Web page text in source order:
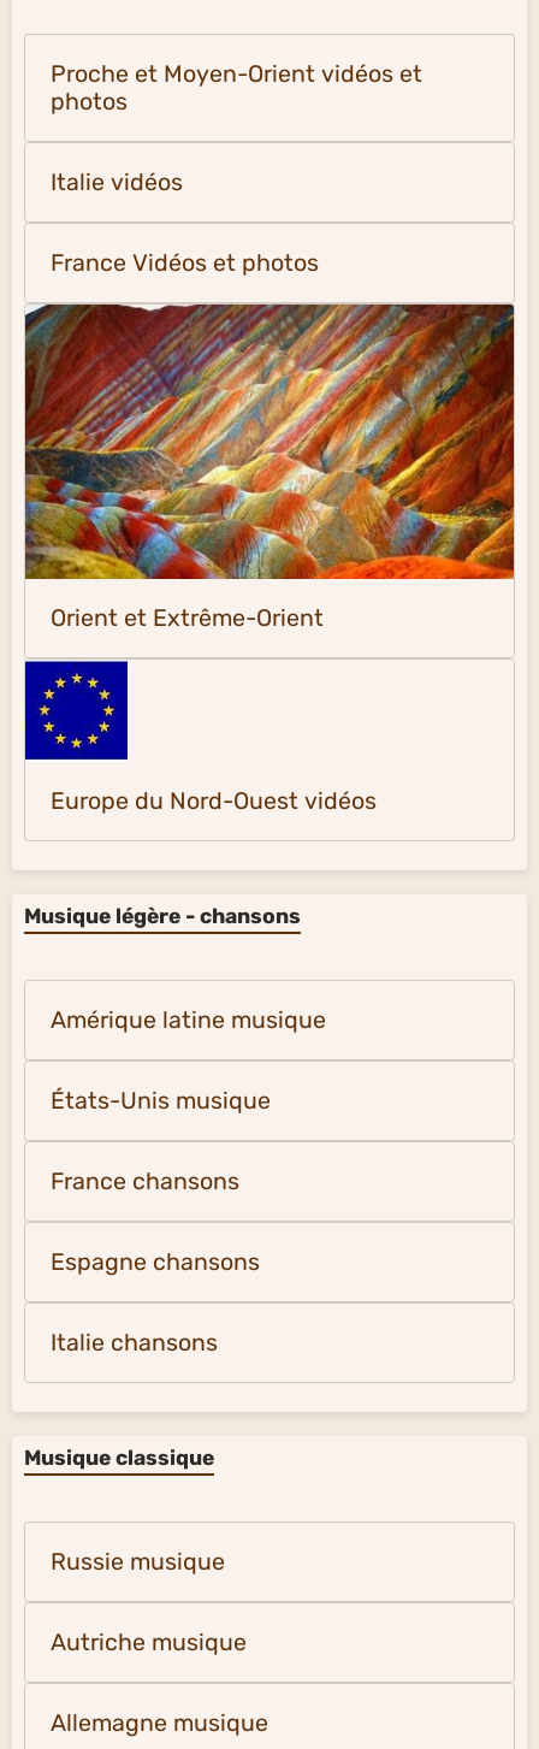
Proche et Moyen-Orient vidéos et
photos
Italie vidéos
France Vidéos et photos
Orient et Extrême-Orient
Europe du Nord-Ouest vidéos
Musique légère - chansons
Amérique latine musique
États-Unis musique
France chansons
Espagne chansons
Italie chansons
Musique classique
Russie musique
Autriche musique
Allemagne musique